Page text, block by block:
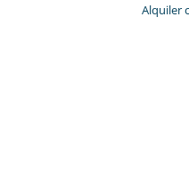
Alquiler